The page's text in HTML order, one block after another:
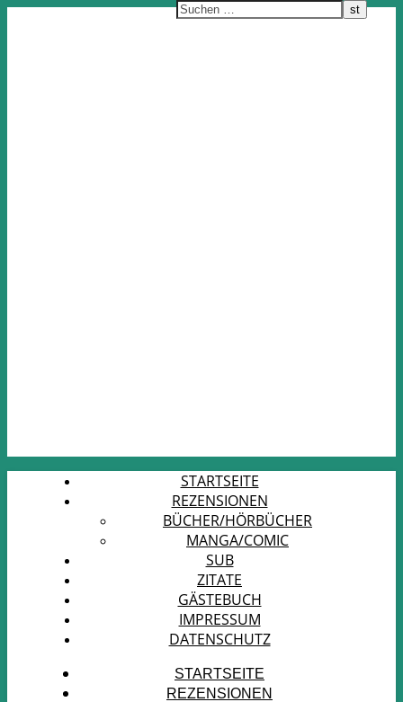
STARTSEITE
REZENSIONEN
BÜCHER/HÖRBÜCHER
MANGA/COMIC
SUB
ZITATE
GÄSTEBUCH
IMPRESSUM
DATENSCHUTZ
STARTSEITE
REZENSIONEN